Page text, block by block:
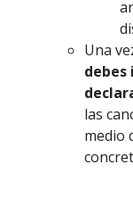
Una
debes
las
medio